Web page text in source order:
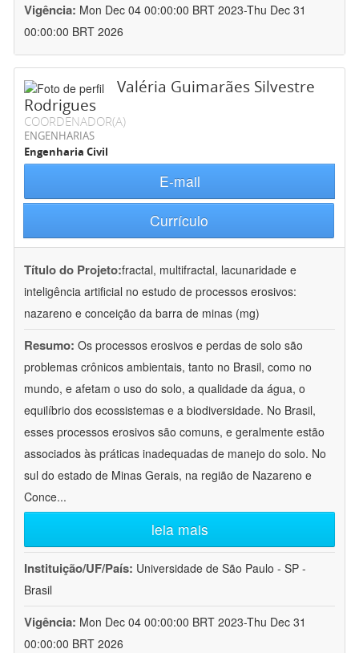
Vigência: Mon Dec 04 00:00:00 BRT 2023-Thu Dec 31
00:00:00 BRT 2026
Valéria Guimarães Silvestre
Rodrigues
COORDENADOR(A)
ENGENHARIAS
Engenharia Civil
E-mail
Currículo
Título do Projeto:fractal, multifractal, lacunaridade e
inteligência artificial no estudo de processos erosivos:
nazareno e conceição da barra de minas (mg)
Resumo: Os processos erosivos e perdas de solo são
problemas crônicos ambientais, tanto no Brasil, como no
mundo, e afetam o uso do solo, a qualidade da água, o
equilíbrio dos ecossistemas e a biodiversidade. No Brasil,
esses processos erosivos são comuns, e geralmente estão
associados às práticas inadequadas de manejo do solo. No
sul do estado de Minas Gerais, na região de Nazareno e
Conce...
leia mais
Instituição/UF/País: Universidade de São Paulo - SP -
Brasil
Vigência: Mon Dec 04 00:00:00 BRT 2023-Thu Dec 31
00:00:00 BRT 2026